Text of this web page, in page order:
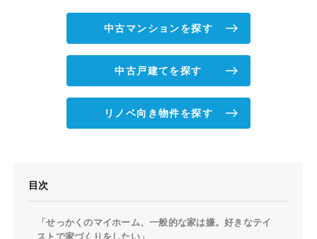
中古マンションを探す
中古戸建てを探す
リノベ向き物件を探す
目次
「せっかくのマイホーム、一般的な家は嫌。好きなテイ
ストで家づくりをしたい」